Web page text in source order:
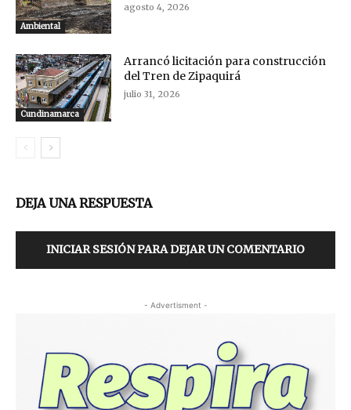
Ambiental
agosto 4, 2026
Cundinamarca
Arrancó licitación para construcción
del Tren de Zipaquirá
julio 31, 2026
DEJA UNA RESPUESTA
INICIAR SESIÓN PARA DEJAR UN COMENTARIO
- Advertisment -